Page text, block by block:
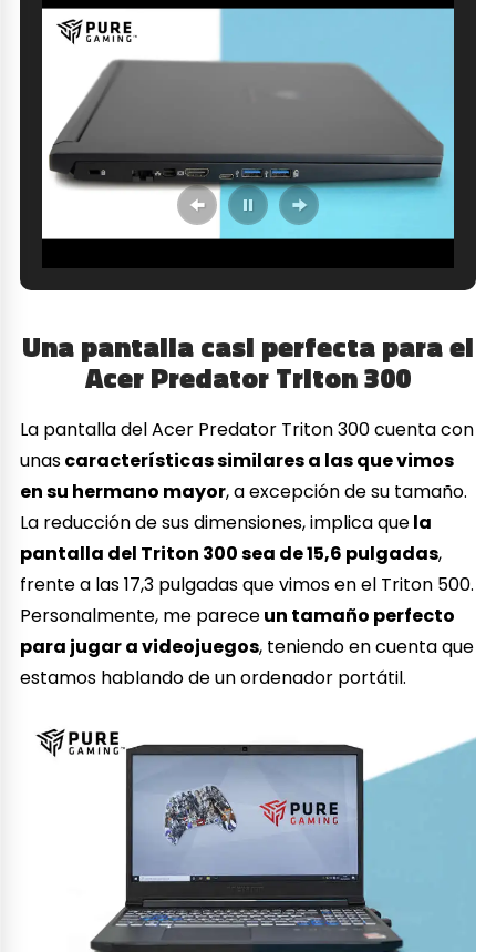
Una pantalla casi perfecta para el
Acer Predator Triton 300
La pantalla del Acer Predator Triton 300 cuenta con
unascaracterísticas similares a las que vimos
en su hermano mayor, a excepción de su tamaño.
La reducción de sus dimensiones, implica quela
pantalla del Triton 300 sea de 15,6 pulgadas,
frente a las 17,3 pulgadas que vimos en el Triton 500.
Personalmente, me pareceun tamaño perfecto
para jugar a videojuegos, teniendo en cuenta que
estamos hablando de un ordenador portátil.